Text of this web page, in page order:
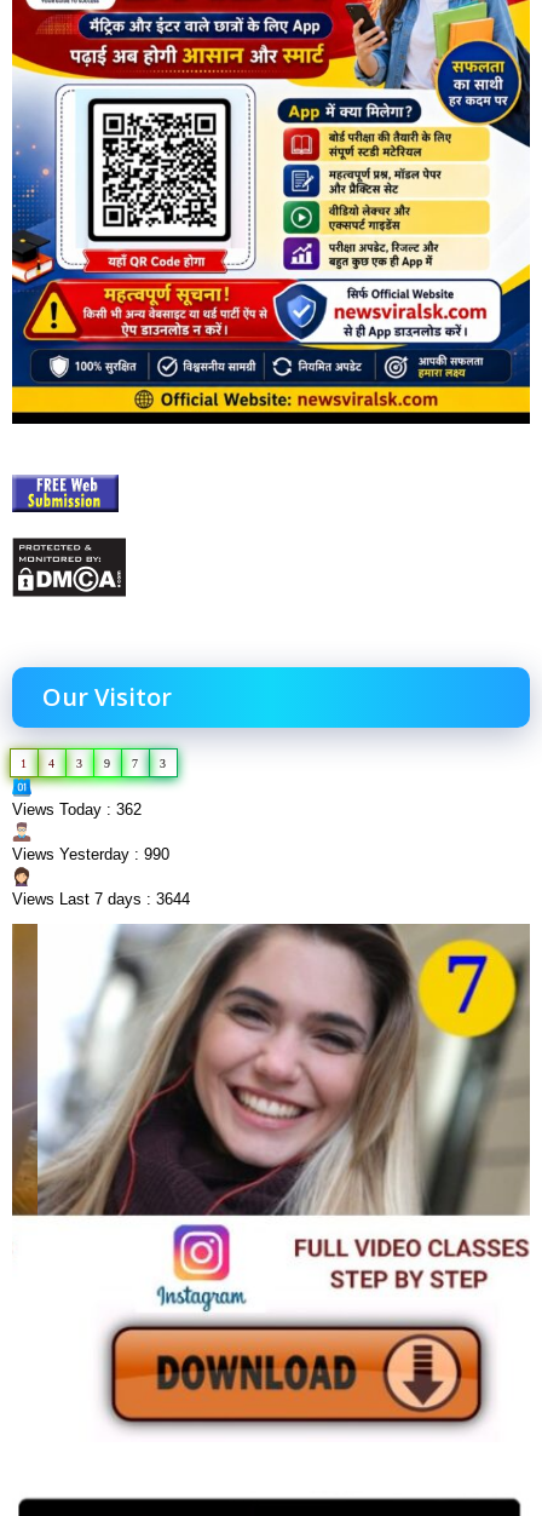
Our Visitor
1 4 3 9 7 3
Views Today : 362
Views Yesterday : 990
Views Last 7 days : 3644